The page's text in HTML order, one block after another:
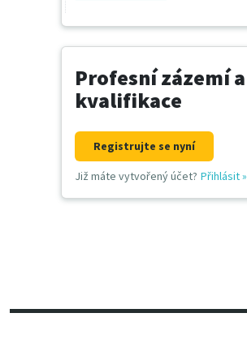
Profesní zázemí a
kvalifikace
Registrujte se nyní
Již máte vytvořený účet? Přihlásit»